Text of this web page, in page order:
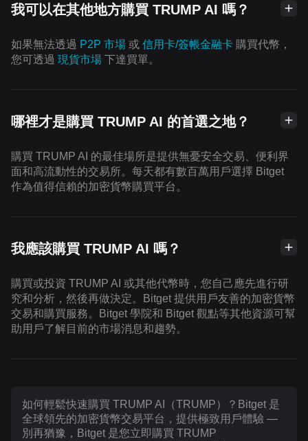
我可以在其他地方購買 TRUMP AI 嗎？
如果無法透過 P2P 市場 或 信用卡/簽帳金融卡 購買代幣，
您可透過 現貨市場 下達買單。
哪裡才是購買 TRUMP AI 的首選之地？
購買 TRUMP AI 的最佳場所是提供無憂安全交易、便利界
面和高流動性的交易所。每天都有數百萬用戶選擇 Bitget
作為值得信賴的加密貨幣購買平台。
我應該購買 TRUMP AI 嗎？
購買或投資 TRUMP AI 或其他代幣時，您自己應先進行研
究和分析，然後再做決定。Bitget 提供用戶友善的加密貨幣
交易和購買服務。Bitget 學院和 Bitget 觀點等其他資源可幫
助用戶了解目前的市場消息和趨勢。
如何輕鬆快速購買 TRUMP AI（TRUMP）？Bitget 是
全球領先的加密貨幣交易平台，提供極致用戶體驗 —
別再猶豫，Bitget 是您立即購買 TRUMP